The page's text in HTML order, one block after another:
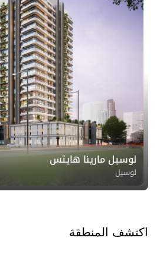
لوسيل مارينا هايتس
لوسيل
اكتشف المنطقة